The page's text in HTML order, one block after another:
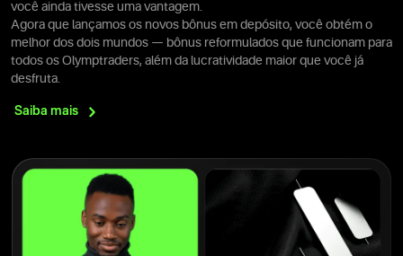
você ainda tivesse uma vantagem.
Agora que lançamos os novos bônus em depósito, você obtém o
melhor dos dois mundos — bônus reformulados que funcionam para
todos os Olymptraders, além da lucratividade maior que você já
desfruta.
Saiba mais